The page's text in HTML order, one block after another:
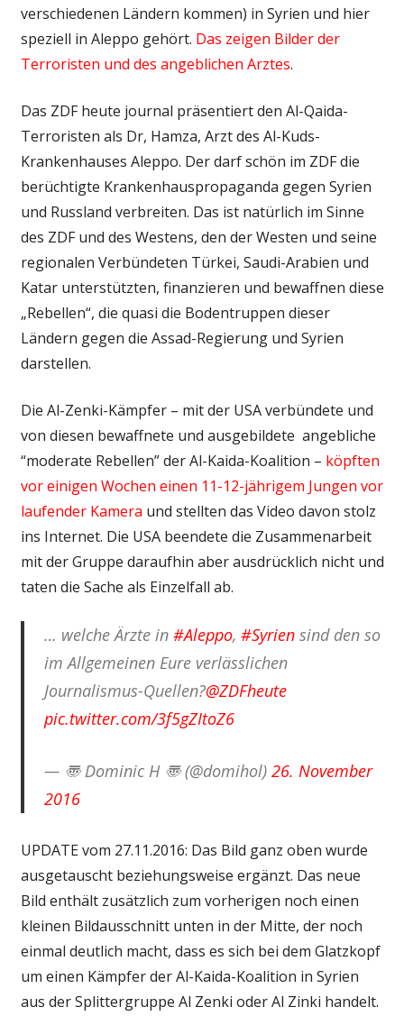
verschiedenen Ländern kommen) in Syrien und hier
speziell in Aleppo gehört. Das zeigen Bilder der
Terroristen und des angeblichen Arztes.
Das ZDF heute journal präsentiert den Al-Qaida-
Terroristen als Dr, Hamza, Arzt des Al-Kuds-
Krankenhauses Aleppo. Der darf schön im ZDF die
berüchtigte Krankenhauspropaganda gegen Syrien
und Russland verbreiten. Das ist natürlich im Sinne
des ZDF und des Westens, den der Westen und seine
regionalen Verbündeten Türkei, Saudi-Arabien und
Katar unterstützten, finanzieren und bewaffnen diese
„Rebellen“, die quasi die Bodentruppen dieser
Ländern gegen die Assad-Regierung und Syrien
darstellen.
Die Al-Zenki-Kämpfer – mit der USA verbündete und
von diesen bewaffnete und ausgebildete angebliche
“moderate Rebellen” der Al-Kaida-Koalition – köpften
vor einigen Wochen einen 11-12-jährigem Jungen vor
laufender Kamera und stellten das Video davon stolz
ins Internet. Die USA beendete die Zusammenarbeit
mit der Gruppe daraufhin aber ausdrücklich nicht und
taten die Sache als Einzelfall ab.
… welche Ärzte in #Aleppo, #Syrien sind den so
im Allgemeinen Eure verlässlichen
Journalismus-Quellen?@ZDFheute
pic.twitter.com/3f5gZItoZ6
— 〠 Dominic H 〠 (@domihol) 26. November
2016
UPDATE vom 27.11.2016: Das Bild ganz oben wurde
ausgetauscht beziehungsweise ergänzt. Das neue
Bild enthält zusätzlich zum vorherigen noch einen
kleinen Bildausschnitt unten in der Mitte, der noch
einmal deutlich macht, dass es sich bei dem Glatzkopf
um einen Kämpfer der Al-Kaida-Koalition in Syrien
aus der Splittergruppe Al Zenki oder Al Zinki handelt.